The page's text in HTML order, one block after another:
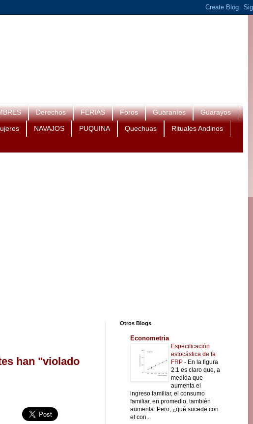
Derechos FERIAS Foros Guaraníes Guarayos
NAVAJOS PUQUINA Quechuas Rituales Andinos
han "violado
Otros Blogs
Econometria
Especificación
estocástica de la
FRP - En la figura
2.1 es claro que, a
medida que
aumenta el
ingreso familiar, el consumo
familiar, en promedio, también
aumenta. Pero, ¿qué sucede con
el con...